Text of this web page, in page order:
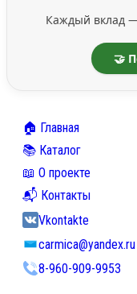
Каждый вклад
🤝
🏠 Главная
📚 Каталог
📖 О проекте
📬 Контакты
Vkontakte
carmica@yandex.ru
8-960-909-9953